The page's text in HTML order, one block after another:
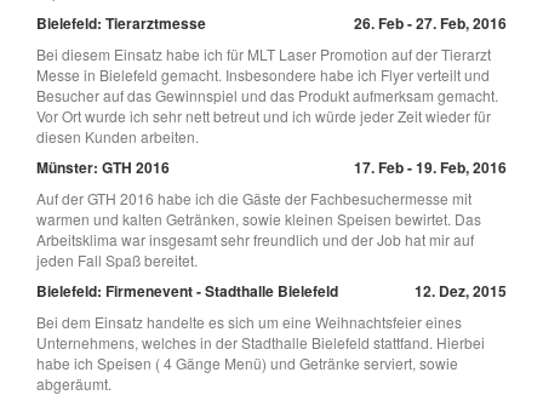
Bielefeld: Tierarztmesse 26. Feb - 27. Feb, 2016
Bei diesem Einsatz habe ich für MLT Laser Promotion auf der Tierarzt
Messe in Bielefeld gemacht. Insbesondere habe ich Flyer verteilt und
Besucher auf das Gewinnspiel und das Produkt aufmerksam gemacht.
Vor Ort wurde ich sehr nett betreut und ich würde jeder Zeit wieder für
diesen Kunden arbeiten.
Münster: GTH 2016 17. Feb - 19. Feb, 2016
Auf der GTH 2016 habe ich die Gäste der Fachbesuchermesse mit
warmen und kalten Getränken, sowie kleinen Speisen bewirtet. Das
Arbeitsklima war insgesamt sehr freundlich und der Job hat mir auf
jeden Fall Spaß bereitet.
Bielefeld: Firmenevent - Stadthalle Bielefeld 12. Dez, 2015
Bei dem Einsatz handelte es sich um eine Weihnachtsfeier eines
Unternehmens, welches in der Stadthalle Bielefeld stattfand. Hierbei
habe ich Speisen ( 4 Gänge Menü) und Getränke serviert, sowie
abgeräumt.